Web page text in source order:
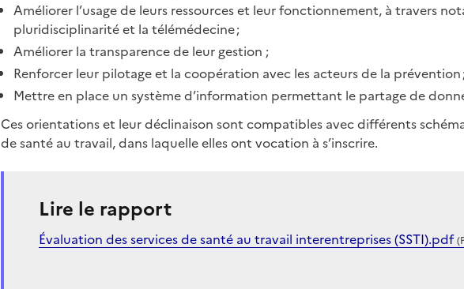
Améliorer l’usage de leurs ressources et leur fonctionnement, à travers
pluridisciplinarité et la télémédecine ;
Améliorer la transparence de leur gestion ;
Renforcer leur pilotage et la coopération avec les acteurs de la prévention
Mettre en place un système d’information permettant le partage de
Ces orientations et leur déclinaison sont compatibles avec différents
de santé au travail, dans laquelle elles ont vocation à s’inscrire.
Lire le rapport
Évaluation des services de santé au travail interentreprises (SSTI).pdf